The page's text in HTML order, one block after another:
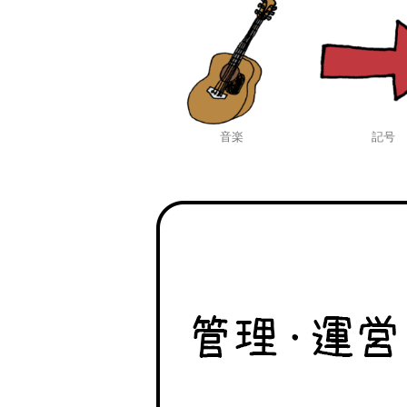
音楽 記号